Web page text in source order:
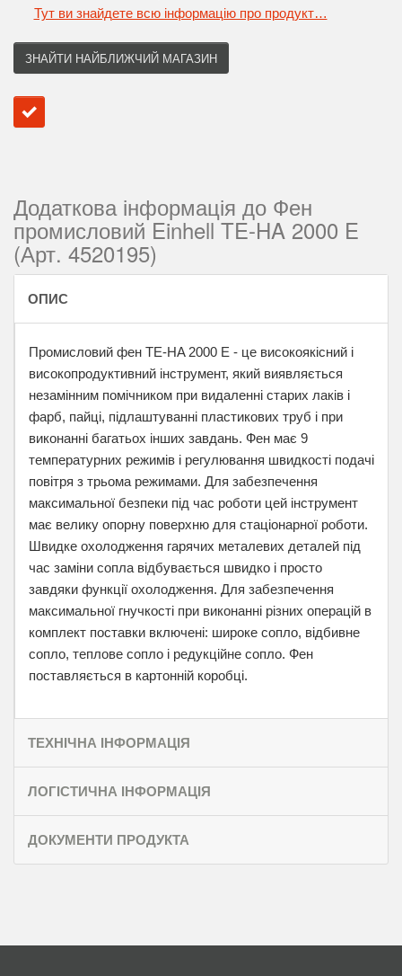
Тут ви знайдете всю інформацію про продукт…
ЗНАЙТИ НАЙБЛИЖЧИЙ МАГАЗИН
Додаткова інформація до Фен
промисловий Einhell TE-HA 2000 E
(Арт. 4520195)
ОПИС
Промисловий фен TE-HA 2000 E - це високоякісний і
високопродуктивний інструмент, який виявляється
незамінним помічником при видаленні старих лаків і
фарб, пайці, підлаштуванні пластикових труб і при
виконанні багатьох інших завдань. Фен має 9
температурних режимів і регулювання швидкості подачі
повітря з трьома режимами. Для забезпечення
максимальної безпеки під час роботи цей інструмент
має велику опорну поверхню для стаціонарної роботи.
Швидке охолодження гарячих металевих деталей під
час заміни сопла відбувається швидко і просто
завдяки функції охолодження. Для забезпечення
максимальної гнучкості при виконанні різних операцій в
комплект поставки включені: широке сопло, відбивне
сопло, теплове сопло і редукційне сопло. Фен
поставляється в картонній коробці.
ТЕХНІЧНА ІНФОРМАЦІЯ
ЛОГІСТИЧНА ІНФОРМАЦІЯ
ДОКУМЕНТИ ПРОДУКТА